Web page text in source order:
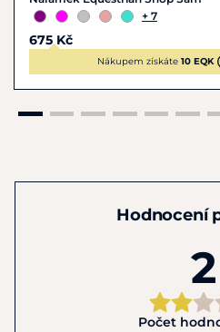
+ 7
675 Kč
Nákupem získáte10 EQK
Hodnocení
2
Počet